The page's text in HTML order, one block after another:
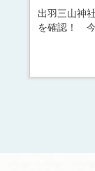
出羽三山神
を確認！ 今